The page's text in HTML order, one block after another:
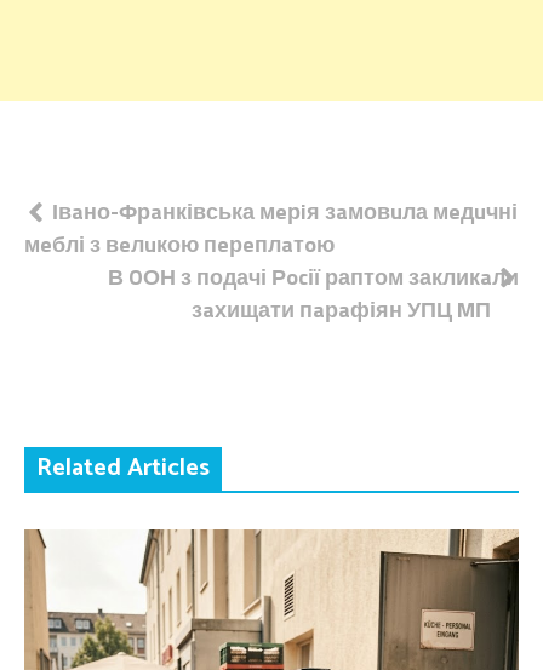
Навігація
записів
Івaно-Фрaнківська мeрiя зaмовuла мeдuчні
мeблі з вeлuкою пeрeплaтoю
В OОН з подачі Рocії раптом закликaли
зaхищати пaрaфіян УПЦ MП
Related Articles